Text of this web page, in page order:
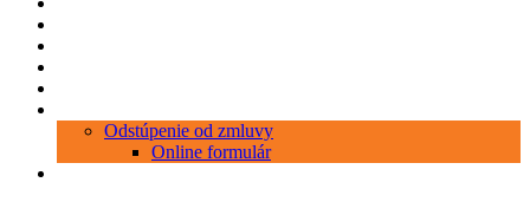
Odstúpenie od zmluvy
Online formulár